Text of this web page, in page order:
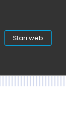
Stari web